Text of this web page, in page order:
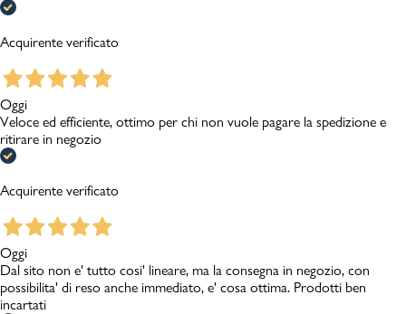
Acquirente verificato
Oggi
Veloce ed efficiente, ottimo per chi non vuole pagare la spedizione e
ritirare in negozio
Acquirente verificato
Oggi
Dal sito non e' tutto cosi' lineare, ma la consegna in negozio, con
possibilita' di reso anche immediato, e' cosa ottima. Prodotti ben
incartati